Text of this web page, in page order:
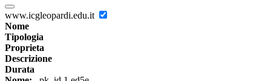
www.icgleopardi.edu.it
Nome
Tipologia
Proprieta
Descrizione
Durata